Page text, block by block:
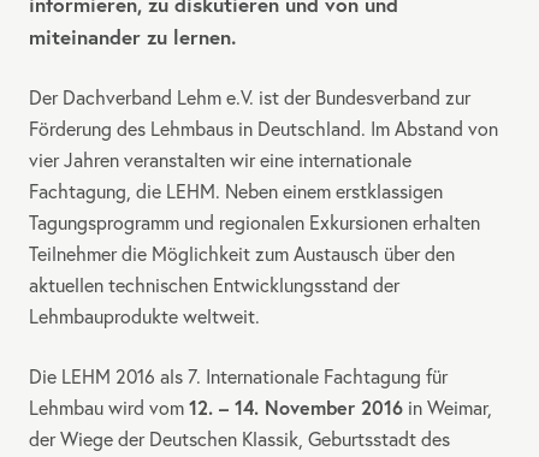
miteinander zu lernen.
Der Dachverband Lehm e.V. ist der Bundesverband zur
Förderung des Lehmbaus in Deutschland. Im Abstand von
vier Jahren veranstalten wir eine internationale
Fachtagung, die LEHM. Neben einem erstklassigen
Tagungsprogramm und regionalen Exkursionen erhalten
Teilnehmer die Möglichkeit zum Austausch über den
aktuellen technischen Entwicklungsstand der
Lehmbauprodukte weltweit.
Die LEHM 2016 als 7. Internationale Fachtagung für
Lehmbau wird vom 12. – 14. November 2016 in Weimar,
der Wiege der Deutschen Klassik, Geburtsstadt des